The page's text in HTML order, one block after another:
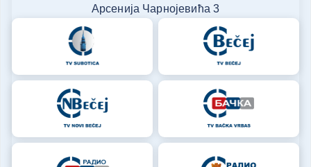
Арсенија Чарнојевића 3